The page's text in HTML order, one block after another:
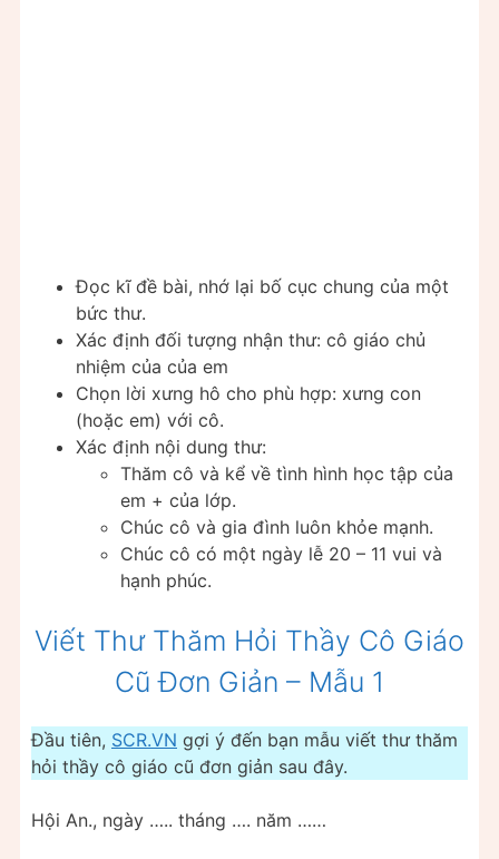
Đọc kĩ đề bài, nhớ lại bố cục chung của một
bức thư.
Xác định đối tượng nhận thư: cô giáo chủ
nhiệm của của em
Chọn lời xưng hô cho phù hợp: xưng con
(hoặc em) với cô.
Xác định nội dung thư:
Thăm cô và kể về tình hình học tập của
em + của lớp.
Chúc cô và gia đình luôn khỏe mạnh.
Chúc cô có một ngày lễ 20 – 11 vui và
hạnh phúc.
Viết Thư Thăm Hỏi Thầy Cô Giáo
Cũ Đơn Giản – Mẫu 1
Đầu tiên, SCR.VN gợi ý đến bạn mẫu viết thư thăm
hỏi thầy cô giáo cũ đơn giản sau đây.
Hội An., ngày ….. tháng …. năm ……